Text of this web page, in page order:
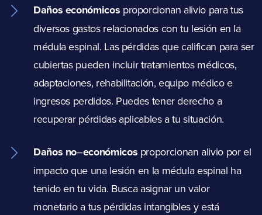
Daños económicos proporcionan alivio para tus
diversos gastos relacionados con tu lesión en la
médula espinal. Las pérdidas que califican para ser
cubiertas pueden incluir tratamientos médicos,
adaptaciones, rehabilitación, equipo médico e
ingresos perdidos. Puedes tener derecho a
recuperar pérdidas aplicables a tu situación.
Daños no–económicos proporcionan alivio por el
impacto que una lesión en la médula espinal ha
tenido en tu vida. Busca asignar un valor
monetario a tus pérdidas intangibles y está